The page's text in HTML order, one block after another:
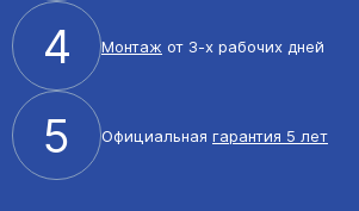
4 Монтаж от 3-х рабочих дней
5 Официальная гарантия 5 лет